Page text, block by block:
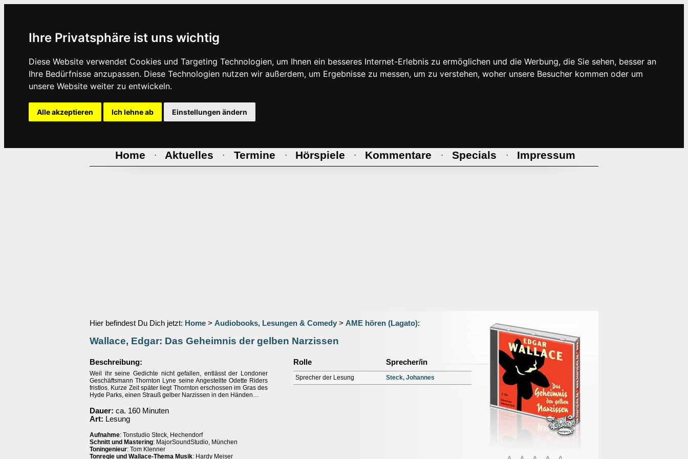
Ihre Privatsphäre ist uns wichtig
Diese Website verwendet Cookies und Targeting Technologien, um Ihnen ein besseres Internet-Erlebnis zu ermöglichen und die Werbung, die Sie sehen, besser an
Ihre Bedürfnisse anzupassen. Diese Technologien nutzen wir außerdem, um Ergebnisse zu messen, um zu verstehen, woher unsere Besucher kommen oder um
unsere Website weiter zu entwickeln.
Alle akzeptieren Ich lehne ab Einstellungen ändern
Home · Aktuelles · Termine · Hörspiele · Kommentare · Specials · Impressum
Hier befindest Du Dich jetzt: Home > Audiobooks, Lesungen & Comedy > AME hören (Lagato):
Wallace, Edgar: Das Geheimnis der gelben Narzissen
Beschreibung:
Weil ihr seine Gedichte nicht gefallen, entlässt der Londoner
Geschäftsmann Thornton Lyne seine Angestellte Odette Riders
fristlos. Kurze Zeit später liegt Thornton erschossen im Gras des
Hyde Parks, einen Strauß gelber Narzissen in den Händen…
Dauer: ca. 160 Minuten
Art: Lesung
Aufnahme: Tonstudio Steck, Hechendorf
Schnitt und Mastering: MajorSoundStudio, München
Toningenieur: Tom Klenner
Tonregie und Wallace-Thema Musik: Hardy Meiser
Rolle Sprecher/in
Sprecher der Lesung Steck, Johannes